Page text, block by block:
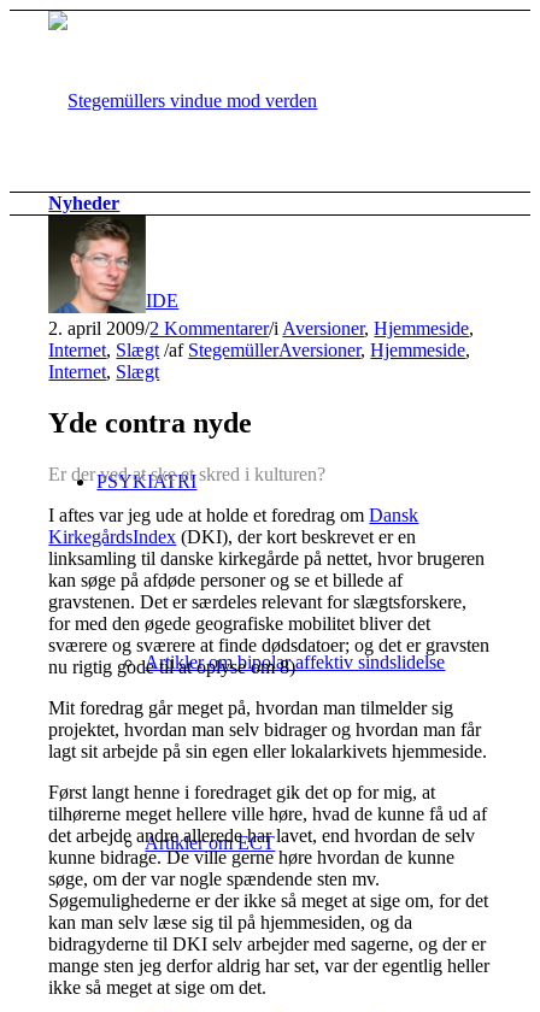
FORSIDE
PSYKIATRI
Artikler om bipolar affektiv sindslidelse
Artikler om ECT
Nyheder
2. april 2009/2 Kommentarer/i Aversioner,Hjemmeside,
Internet, Slægt /af StegemüllerAversioner,Hjemmeside,
Internet, Slægt
Yde contra nyde
Er der ved at ske et skred i kulturen?
I aftes var jeg ude at holde et foredrag omDansk
KirkegårdsIndex (DKI), der kort beskrevet er en
linksamling til danske kirkegårde på nettet, hvor brugeren
kan søge på afdøde personer og se et billede af
gravstenen. Det er særdeles relevant for slægtsforskere,
for med den øgede geografiske mobilitet bliver det
sværere og sværere at finde dødsdatoer; og det er gravsten
nu rigtig gode til at oplyse om 8)
Mit foredrag går meget på, hvordan man tilmelder sig
projektet, hvordan man selv bidrager og hvordan man får
lagt sit arbejde på sin egen eller lokalarkivets hjemmeside.
Først langt henne i foredraget gik det op for mig, at
tilhørerne meget hellere ville høre, hvad de kunne få ud af
det arbejde andre allerede har lavet, end hvordan de selv
kunne bidrage. De ville gerne høre hvordan de kunne
søge, om der var nogle spændende sten mv.
Søgemulighederne er der ikke så meget at sige om, for det
kan man selv læse sig til på hjemmesiden, og da
bidragyderne til DKI selv arbejder med sagerne, og der er
mange sten jeg derfor aldrig har set, var der egentlig heller
ikke så meget at sige om det.